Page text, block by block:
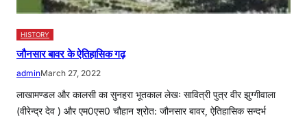
HISTORY
जौनसार बावर के ऐतिहासिक गढ़
adminMarch 27, 2022
लाखामण्डल और कालसी का सुनहरा भूतकाल लेखः सावित्री पुत्र वीर झुग्गीवाला
(वीरेन्द्र देव ) और एम0एस0 चौहान श्रोत: जौनसार बावर, ऐतिहासिक सन्दर्भ